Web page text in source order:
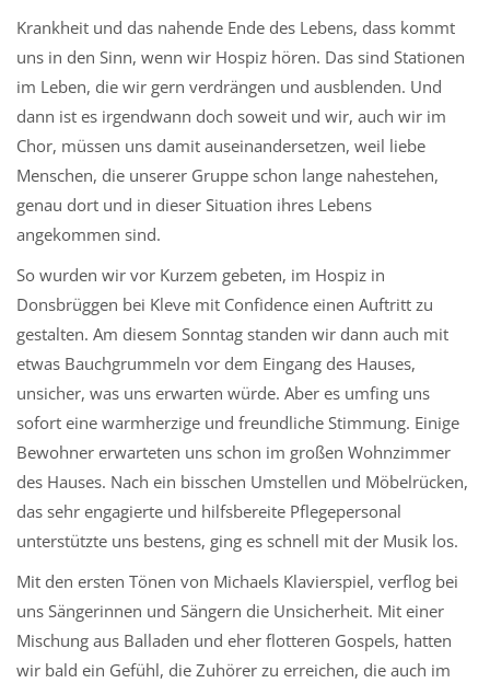
Krankheit und das nahende Ende des Lebens, dass kommt
uns in den Sinn, wenn wir Hospiz hören. Das sind Stationen
im Leben, die wir gern verdrängen und ausblenden. Und
dann ist es irgendwann doch soweit und wir, auch wir im
Chor, müssen uns damit auseinandersetzen, weil liebe
Menschen, die unserer Gruppe schon lange nahestehen,
genau dort und in dieser Situation ihres Lebens
angekommen sind.
So wurden wir vor Kurzem gebeten, im Hospiz in
Donsbrüggen bei Kleve mit Confidence einen Auftritt zu
gestalten. Am diesem Sonntag standen wir dann auch mit
etwas Bauchgrummeln vor dem Eingang des Hauses,
unsicher, was uns erwarten würde. Aber es umfing uns
sofort eine warmherzige und freundliche Stimmung. Einige
Bewohner erwarteten uns schon im großen Wohnzimmer
des Hauses. Nach ein bisschen Umstellen und Möbelrücken,
das sehr engagierte und hilfsbereite Pflegepersonal
unterstützte uns bestens, ging es schnell mit der Musik los.
Mit den ersten Tönen von Michaels Klavierspiel, verflog bei
uns Sängerinnen und Sängern die Unsicherheit. Mit einer
Mischung aus Balladen und eher flotteren Gospels, hatten
wir bald ein Gefühl, die Zuhörer zu erreichen, die auch im